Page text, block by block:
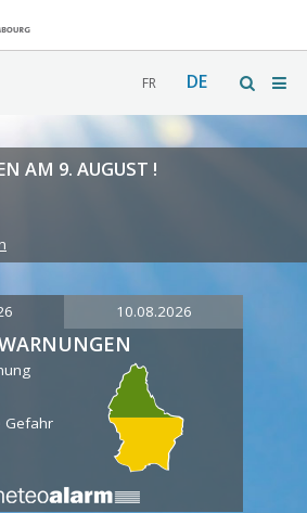
FR DE
AM 9. AUGUST !
10.08.2026
Gefahr